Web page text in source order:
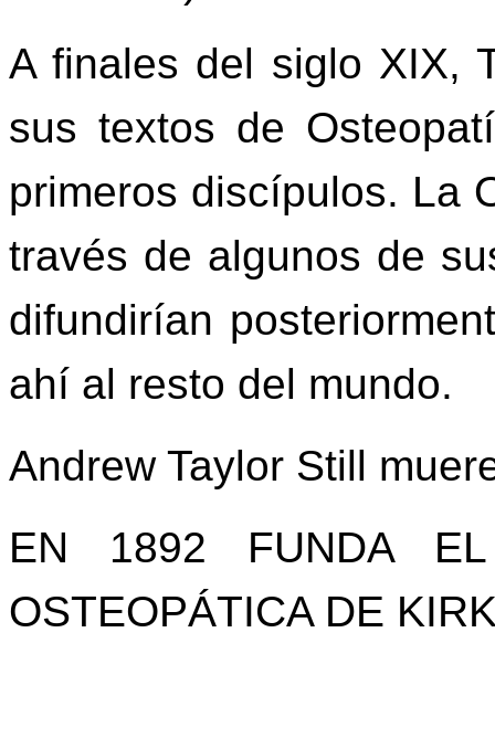
A finales del siglo XIX,
sus textos de
primeros discípulos. La
través de algunos de
difundirían
ahí al resto del mundo.
Andrew Taylor Still
EN 1892 FUNDA
OSTEOPÁTICA DE